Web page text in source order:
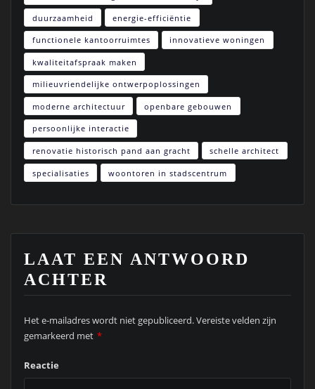
duurzaamheid energie-efficiëntie
functionele kantoorruimtes innovatieve woningen
kwaliteitafspraak maken
milieuvriendelijke ontwerpoplossingen
moderne architectuur openbare gebouwen
persoonlijke interactie
renovatie historisch pand aan gracht schelle architect
specialisaties woontoren in stadscentrum
LAAT EEN ANTWOORD
ACHTER
Het e-mailadres wordt niet gepubliceerd.Vereiste velden zijn
gemarkeerd met *
Reactie